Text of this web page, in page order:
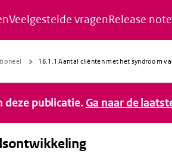
gaangaan
gaan
Veelgestelde vragenRelease
16.1.1 Aantal cliënten met het syndroom
deze publicatie. Ga naar de